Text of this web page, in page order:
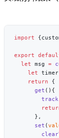
import
export
  let
msg =
    let
timer
    return
      get
        track
      set
(